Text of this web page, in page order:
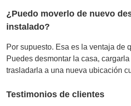
¿Puedo moverlo de nuevo
instalado?
Por supuesto. Esa es la ventaja de
Puedes desmontar la casa,
trasladarla a una nueva ubicación
Testimonios de clientes